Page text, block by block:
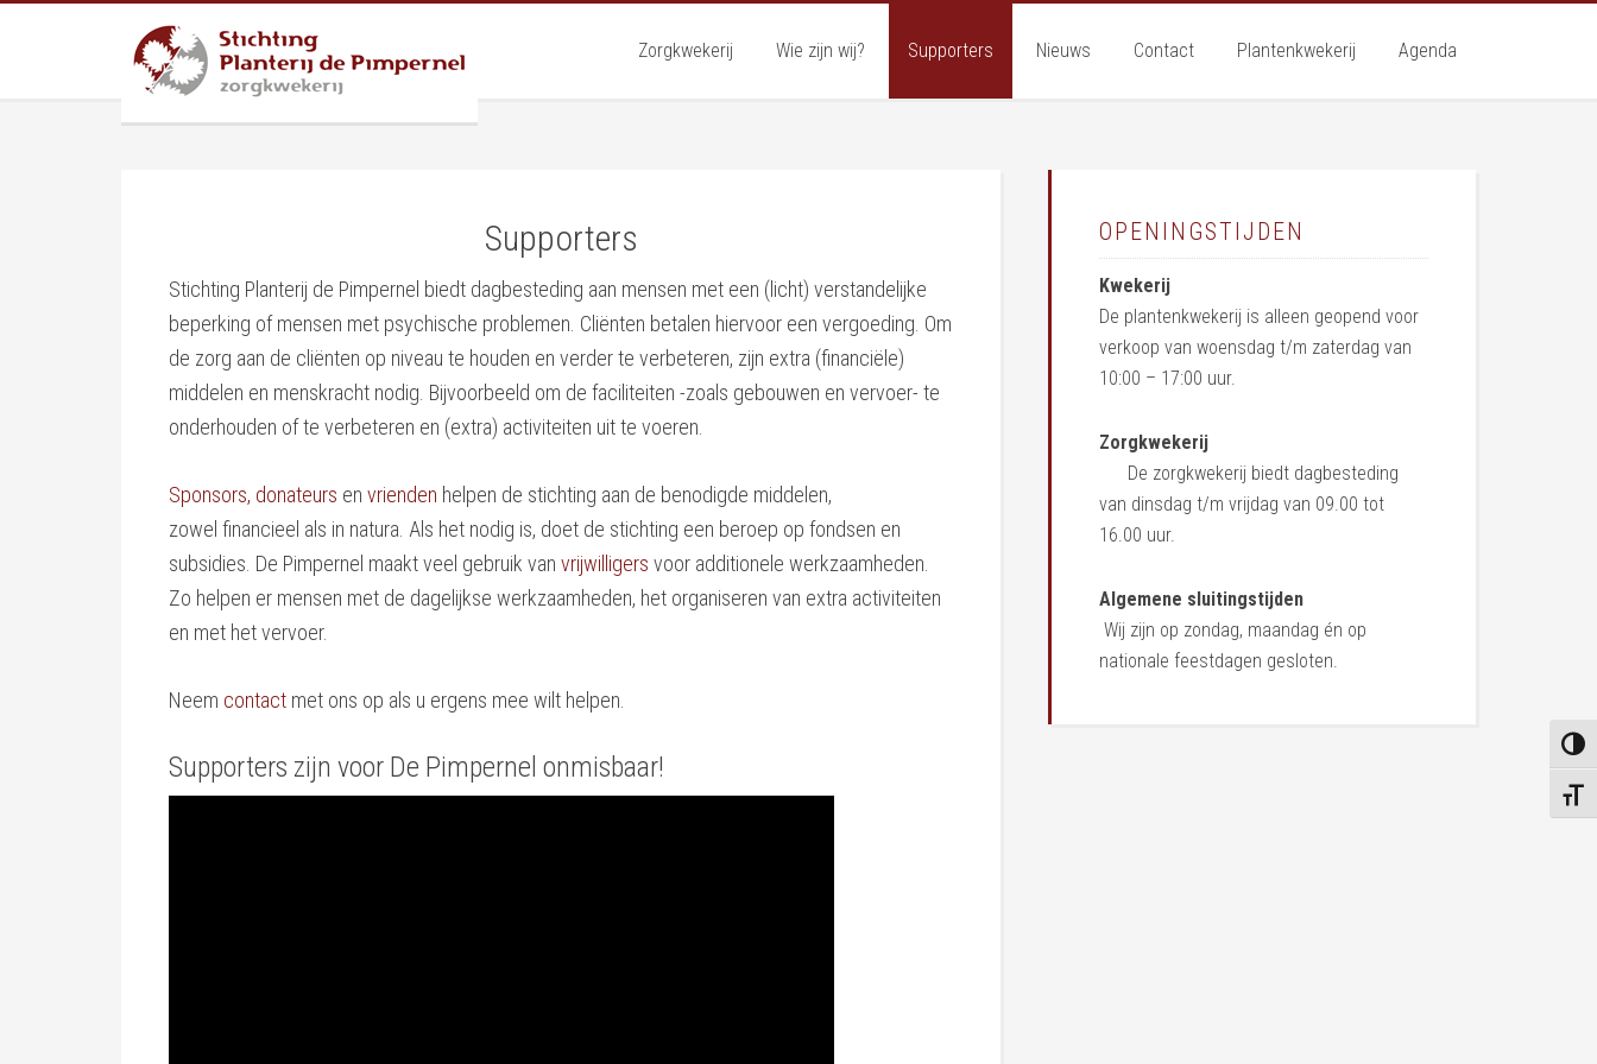
Zorgkwekerij Wie zijn wij? Supporters Nieuws Contact Plantenkwekerij Agenda
Supporters
Stichting Planterij de Pimpernel biedt dagbesteding aan mensen met een (licht) verstandelijke
beperking of mensen met psychische problemen. Cliënten betalen hiervoor een vergoeding. Om
de zorg aan de cliënten op niveau te houden en verder te verbeteren, zijn extra (financiële)
middelen en menskracht nodig. Bijvoorbeeld om de faciliteiten -zoals gebouwen en vervoer- te
onderhouden of te verbeteren en (extra) activiteiten uit te voeren.
Sponsors, donateurs en vrienden helpen de stichting aan de benodigde middelen,
zowel financieel als in natura. Als het nodig is, doet de stichting een beroep op fondsen en
subsidies. De Pimpernel maakt veel gebruik van vrijwilligers voor additionele werkzaamheden.
Zo helpen er mensen met de dagelijkse werkzaamheden, het organiseren van extra activiteiten
en met het vervoer.
Neem contact met ons op als u ergens mee wilt helpen.
Supporters zijn voor De Pimpernel onmisbaar!
OPENINGSTIJDEN
Kwekerij
De plantenkwekerij is alleen geopend voor
verkoop van woensdag t/m zaterdag van
10:00 – 17:00 uur.
Zorgkwekerij
De zorgkwekerij biedt dagbesteding
van dinsdag t/m vrijdag van 09.00 tot
16.00 uur.
Algemene sluitingstijden
Wij zijn op zondag, maandag én op
nationale feestdagen gesloten.